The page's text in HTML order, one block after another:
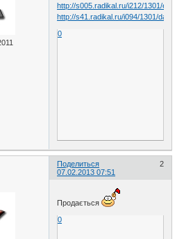
http://s005.radikal.ru/i212/1301/e9/
http://s41.radikal.ru/i094/1301/da/
0
Поделиться
2
07.02.2013 07:51
Продається
0